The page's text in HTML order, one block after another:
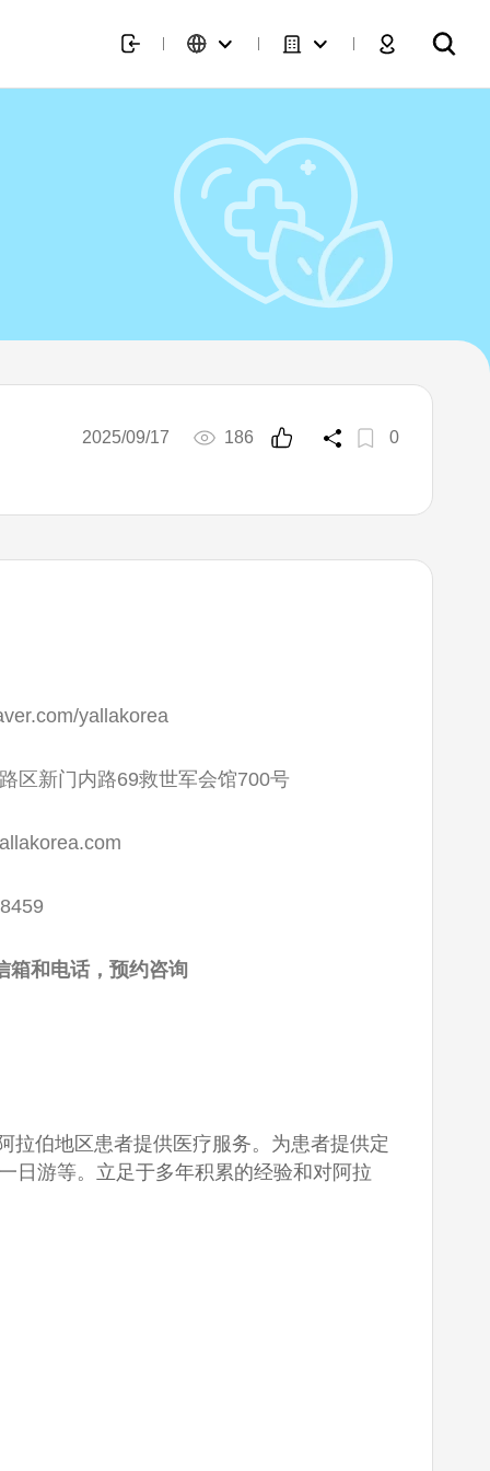
2025/09/17 186 0
yallakorea
区新门内路69救世军会馆700号
箱和电话，预约咨询
拉伯地区患者提供医疗服务。为患者提供定
日游等。立足于多年积累的经验和对阿拉